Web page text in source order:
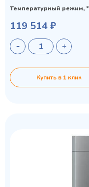
Температурный режим,
119 514 ₽
Купить в 1 клик